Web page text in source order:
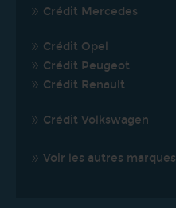
Crédit Mercedes
Crédit Opel
Crédit Peugeot
Crédit Renault
Crédit Volkswagen
Voir les autres marques